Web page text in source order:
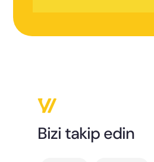
Bizi takip edin